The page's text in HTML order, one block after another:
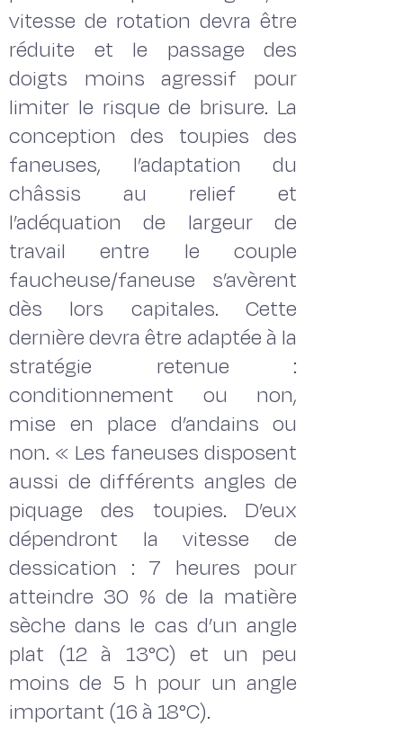
vitesse de rotation devra être
réduite et le passage des
doigts moins agressif pour
limiter le risque de brisure. La
conception des toupies des
faneuses, l’adaptation du
châssis au relief et
l’adéquation de largeur de
travail entre le couple
faucheuse/faneuse s’avèrent
dès lors capitales. Cette
dernière devra être adaptée à la
stratégie retenue :
conditionnement ou non,
mise en place d’andains ou
non. « Les faneuses disposent
aussi de différents angles de
piquage des toupies. D’eux
dépendront la vitesse de
dessication : 7 heures pour
atteindre 30 % de la matière
sèche dans le cas d’un angle
plat (12 à 13°C) et un peu
moins de 5 h pour un angle
important (16 à 18°C).